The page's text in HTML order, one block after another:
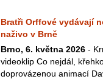
Bratři Orffové vydávají
naživo v Brně
Brno, 6. května 2026 -
videoklip Co nejdál,
doprovázenou animací